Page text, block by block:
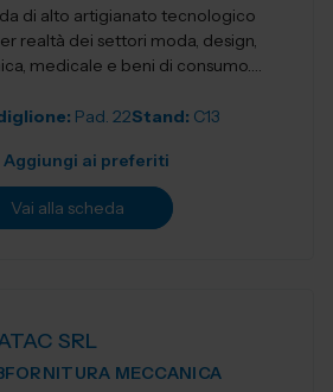
di alto artigianato tecnologico
realtà dei settori moda, design,
medicale e beni di consumo.
Pad. 22Stand: C13
Aggiungi ai preferiti
Vai alla scheda
SRL
MECCANICA